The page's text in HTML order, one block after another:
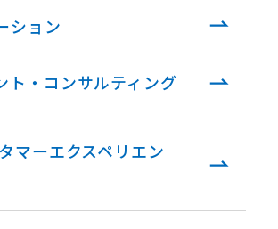
ション
ト・コンサルティング
マーエクスペリエン